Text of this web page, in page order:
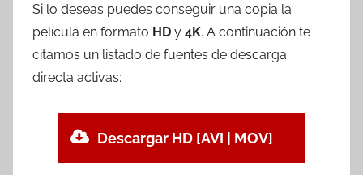
Si lo deseas puedes conseguir una copia la
película en formato HD y 4K. A continuación te
citamos un listado de fuentes de descarga
directa activas:
Descargar HD [AVI | MOV]